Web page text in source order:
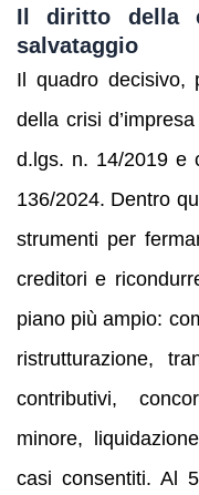
Il diritto della
salvataggio
Il quadro decisivo,
della crisi
d.lgs. n. 14/2019 e
136/2024. Dentro
strumenti per
creditori e
piano più ampio:
ristrutturazione,
contributivi,
minore,
casi consentiti. Al